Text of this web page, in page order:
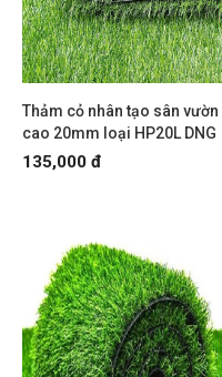
Thảm cỏ nhân tạo sân vườn
cao 20mm loại HP20L DNG
135,000 đ